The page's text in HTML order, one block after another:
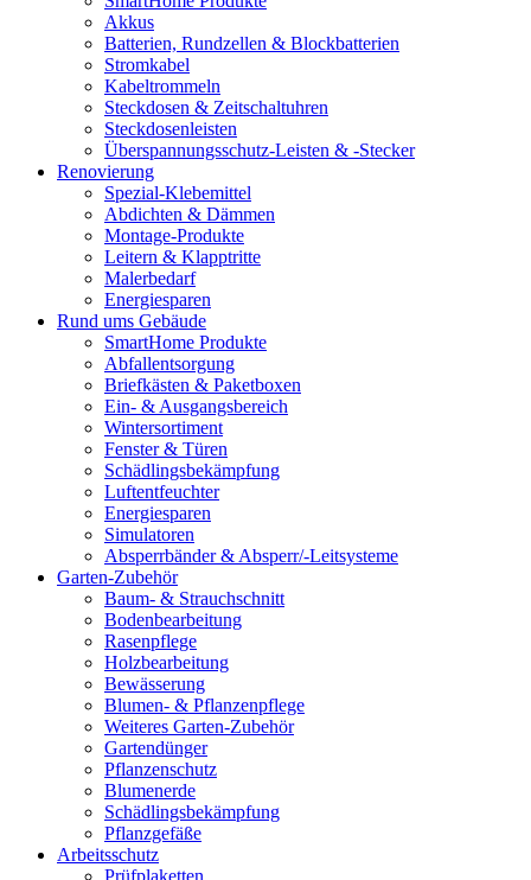
Akkus
Batterien, Rundzellen & Blockbatterien
Stromkabel
Kabeltrommeln
Steckdosen & Zeitschaltuhren
Steckdosenleisten
Überspannungsschutz-Leisten & -Stecker
Renovierung
Spezial-Klebemittel
Abdichten & Dämmen
Montage-Produkte
Leitern & Klapptritte
Malerbedarf
Energiesparen
Rund ums Gebäude
SmartHome Produkte
Abfallentsorgung
Briefkästen & Paketboxen
Ein- & Ausgangsbereich
Wintersortiment
Fenster & Türen
Schädlingsbekämpfung
Luftentfeuchter
Energiesparen
Simulatoren
Absperrbänder & Absperr/-Leitsysteme
Garten-Zubehör
Baum- & Strauchschnitt
Bodenbearbeitung
Rasenpflege
Holzbearbeitung
Bewässerung
Blumen- & Pflanzenpflege
Weiteres Garten-Zubehör
Gartendünger
Pflanzenschutz
Blumenerde
Schädlingsbekämpfung
Pflanzgefäße
Arbeitsschutz
Prüfplaketten